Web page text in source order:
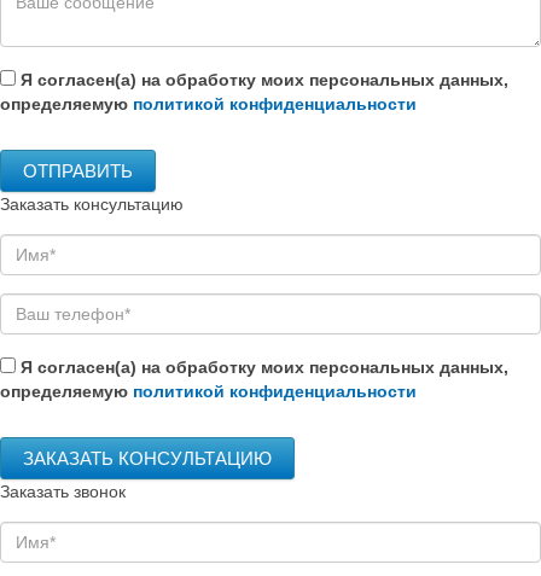
Я согласен(а) на обработку моих персональных данных,
определяемую политикой конфиденциальности
Заказать консультацию
Я согласен(а) на обработку моих персональных данных,
определяемую политикой конфиденциальности
Заказать звонок